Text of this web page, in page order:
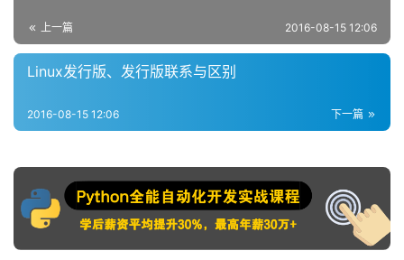
上一篇 2016-08-15 12:06
Linux发行版、发行版联系与区别
下一篇
2016-08-15 12:06